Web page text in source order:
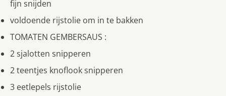
fijn snijden
voldoende rijstolie om in te bakken
TOMATEN GEMBERSAUS :
2 sjalotten snipperen
2 teentjes knoflook snipperen
3 eetlepels rijstolie